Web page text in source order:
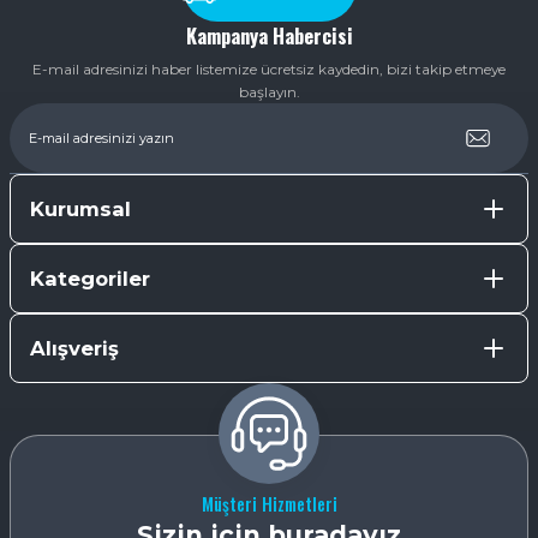
Kampanya Habercisi
E-mail adresinizi haber listemize ücretsiz kaydedin, bizi takip etmeye
başlayın.
Kurumsal
Kategoriler
Alışveriş
Müşteri Hizmetleri